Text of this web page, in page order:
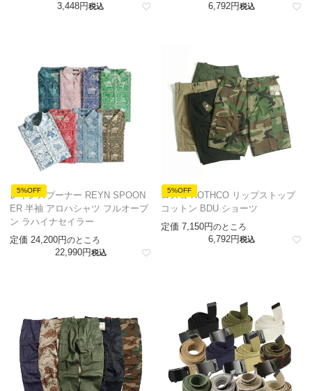
3,448 税込 6,792 税込
5%OFF
レインスプーナー REYN SPOON
ER 半袖 アロハシャツ フルオープ
ン ラハイナセイラー
定価 24,200 のところ
22,990 税込
5%OFF
ロスコ ROTHCO リップストップ
コットン BDU ショーツ
定価 7,150 のところ
6,792 税込